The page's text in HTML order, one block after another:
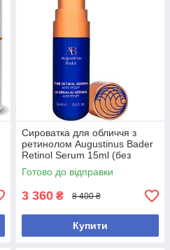
Сироватка для обличчя з
ретинолом Augustinus Bader
Retinol Serum 15ml (без
коробки)
Готово до відправки
3 360 ₴ 8 400 ₴
Купити